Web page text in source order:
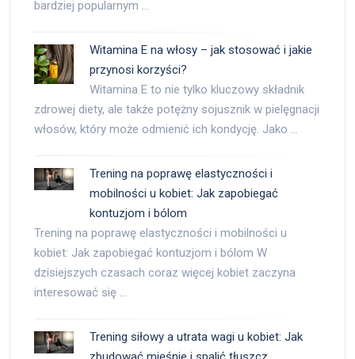
bardziej popularnym …
Witamina E na włosy – jak stosować i jakie
przynosi korzyści?
Witamina E to nie tylko kluczowy składnik
zdrowej diety, ale także potężny sojusznik w pielęgnacji
włosów, który może odmienić ich kondycję. Jako …
Trening na poprawę elastyczności i
mobilności u kobiet: Jak zapobiegać
kontuzjom i bólom
Trening na poprawę elastyczności i mobilności u
kobiet: Jak zapobiegać kontuzjom i bólom W
dzisiejszych czasach coraz więcej kobiet zaczyna
interesować się …
Trening siłowy a utrata wagi u kobiet: Jak